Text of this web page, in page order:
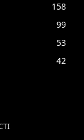
158
99
53
42